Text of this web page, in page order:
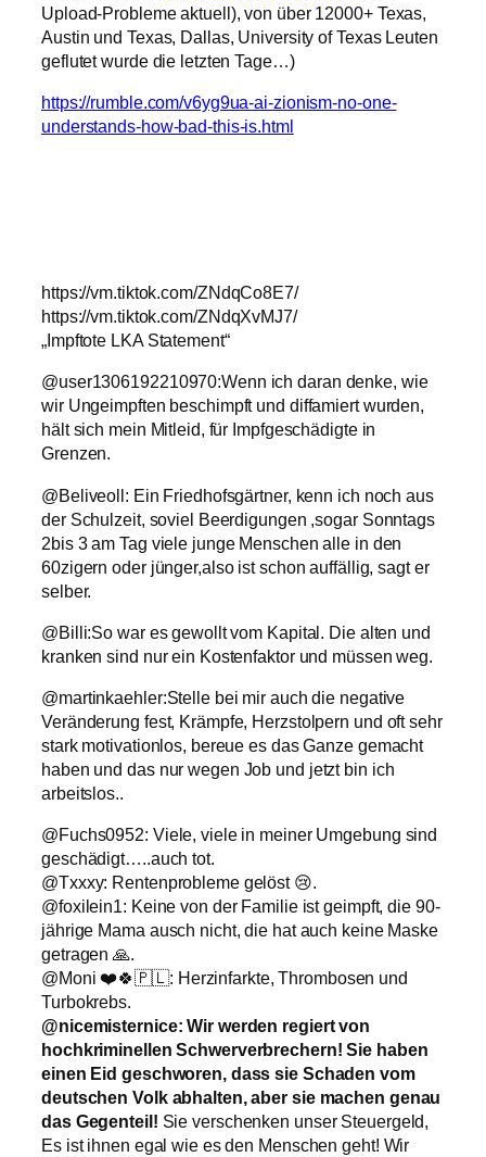
Upload-Probleme aktuell), von über 12000+ Texas,
Austin und Texas, Dallas, University of Texas Leuten
geflutet wurde die letzten Tage…)
https://rumble.com/v6yg9ua-ai-zionism-no-one-
understands-how-bad-this-is.html
https://vm.tiktok.com/ZNdqCo8E7/
https://vm.tiktok.com/ZNdqXvMJ7/
„Impftote LKA Statement“
@user1306192210970:Wenn ich daran denke, wie
wir Ungeimpften beschimpft und diffamiert wurden,
hält sich mein Mitleid, für Impfgeschädigte in
Grenzen.
@Beliveoll: Ein Friedhofsgärtner, kenn ich noch aus
der Schulzeit, soviel Beerdigungen ,sogar Sonntags
2bis 3 am Tag viele junge Menschen alle in den
60zigern oder jünger,also ist schon auffällig, sagt er
selber.
@Billi:So war es gewollt vom Kapital. Die alten und
kranken sind nur ein Kostenfaktor und müssen weg.
@martinkaehler:Stelle bei mir auch die negative
Veränderung fest, Krämpfe, Herzstolpern und oft sehr
stark motivationlos, bereue es das Ganze gemacht
haben und das nur wegen Job und jetzt bin ich
arbeitslos..
@Fuchs0952: Viele, viele in meiner Umgebung sind
geschädigt…..auch tot.
@Txxxy: Rentenprobleme gelöst 😢.
@foxilein1: Keine von der Familie ist geimpft, die 90-
jährige Mama ausch nicht, die hat auch keine Maske
getragen 🙏.
@Moni ❤️🍀🇵🇱: Herzinfarkte, Thrombosen und
Turbokrebs.
@nicemisternice: Wir werden regiert von
hochkriminellen Schwerverbrechern! Sie haben
einen Eid geschworen, dass sie Schaden vom
deutschen Volk abhalten, aber sie machen genau
das Gegenteil! Sie verschenken unser Steuergeld,
Es ist ihnen egal wie es den Menschen geht! Wir